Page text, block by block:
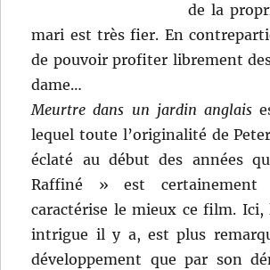
de la
mari est très fier. En
de pouvoir profiter librement
dame…
Meurtre dans un jardin anglais
lequel toute l’originalité de
éclaté au début des années
Raffiné » est
caractérise le mieux ce film. Ici,
intrigue il y a, est plus
développement que par son